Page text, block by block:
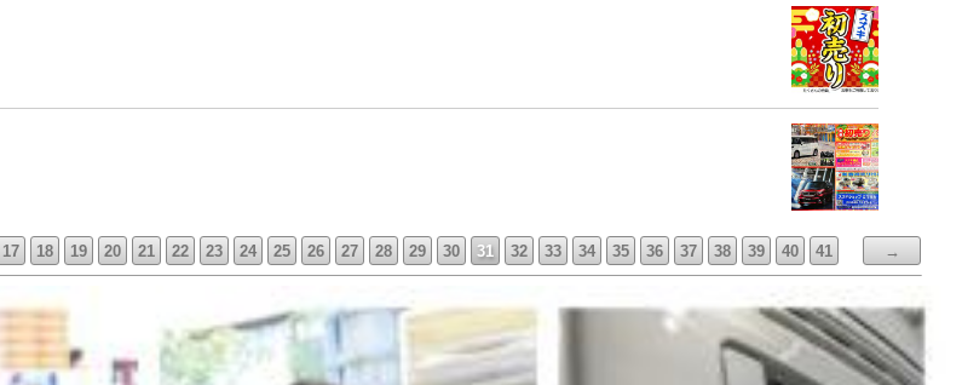
17 18 19 20 21 22 23 24 25 26 27 28 29 30 31 32 33 34 35 36 37 38 39 40 41 →